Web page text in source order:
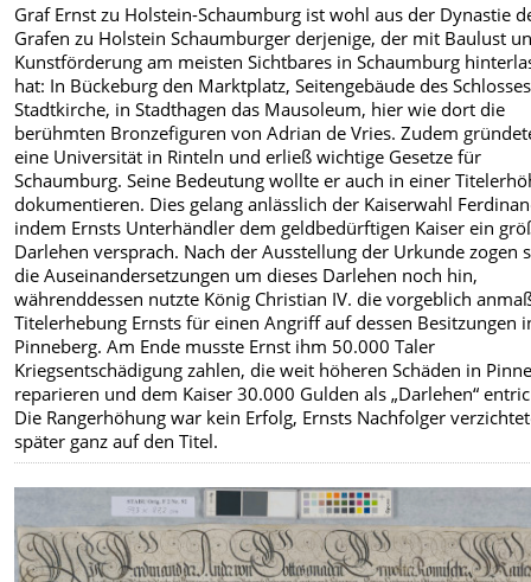
Graf Ernst zu Holstein-Schaumburg ist wohl aus der Dynastie
Grafen zu Holstein Schaumburger derjenige, der mit Baulust
Kunstförderung am meisten Sichtbares in Schaumburg
hat: In Bückeburg den Marktplatz, Seitengebäude des
Stadtkirche, in Stadthagen das Mausoleum, hier wie dort die
berühmten Bronzefiguren von Adrian de Vries. Zudem
eine Universität in Rinteln und erließ wichtige Gesetze für
Schaumburg. Seine Bedeutung wollte er auch in einer
dokumentieren. Dies gelang anlässlich der Kaiserwahl
indem Ernsts Unterhändler dem geldbedürftigen Kaiser ein
Darlehen versprach. Nach der Ausstellung der Urkunde zogen
die Auseinandersetzungen um dieses Darlehen noch hin,
währenddessen nutzte König Christian IV. die vorgeblich
Titelerhebung Ernsts für einen Angriff auf dessen Besitzungen
Pinneberg. Am Ende musste Ernst ihm 50.000 Taler
Kriegsentschädigung zahlen, die weit höheren Schäden in
reparieren und dem Kaiser 30.000 Gulden als „Darlehen“
Die Rangerhöhung war kein Erfolg, Ernsts Nachfolger
später ganz auf den Titel.